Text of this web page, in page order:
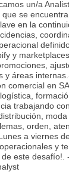
un/a
se
en la
y
y áreas
comercial en
trabajando
orden,
a viernes
y
este